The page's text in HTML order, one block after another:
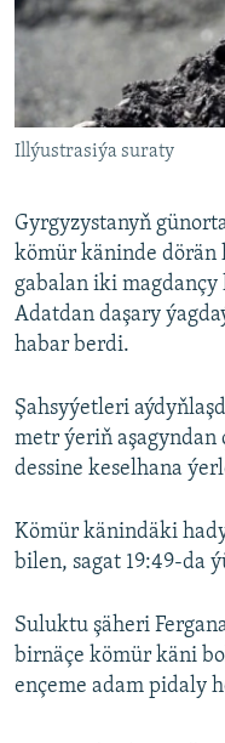
Illýustrasiýa suraty
Gyrgyzystanyň
kömür käninde dörän
gabalan iki
Adatdan daşary
habar berdi.
Şahsyýetleri
metr ýeriň aşagyndan
dessine keselhana
Kömür känindäki
bilen, sagat 19:49-da
Suluktu şäheri
birnäçe kömür käni
ençeme adam pidaly